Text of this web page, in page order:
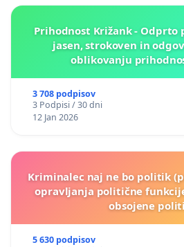
Prihodnost Križank - Odprto
jasen, strokoven in
oblikovanju
3 708 podpisov
3 Podpisi / 30 dni
12 Jan 2026
Kriminalec naj ne bo politik
opravljanja politične
obsojene
5 630 podpisov